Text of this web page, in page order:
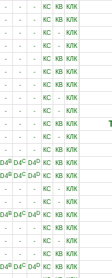
- - - КС КВ КЛК
- - - КС КВ КЛК
- - - КС - КЛК
- - - КС - КЛК
- - - КС КВ КЛК
- - - КС КВ КЛК
- - - КС КВ КЛК
- - - КС - КЛК
- - - КС -
КЛК
- - - КС КВ КЛК
- - - КС - КЛК
- - - КС КВ КЛК
D4B D4C D4D КС КВ КЛК
D4B D4C D4D КС КВ КЛК
- - - КС - КЛК
- - - КС - КЛК
D4B D4C D4D КС КВ КЛК
- - - КС КВ КЛК
- - - КС - КЛК
- - - КС КВ КЛК
D4B D4C D4D КС КВ КЛК